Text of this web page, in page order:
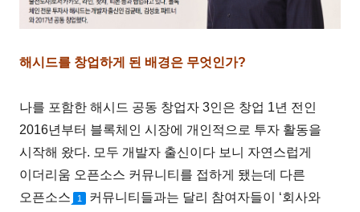
해시드를 창업하게 된 배경은 무엇인가?
나를 포함한 해시드 공동 창업자 3인은 창업 1년 전인
2016년부터 블록체인 시장에 개인적으로 투자 활동을
시작해 왔다. 모두 개발자 출신이다 보니 자연스럽게
이더리움 오픈소스 커뮤니티를 접하게 됐는데 다른
오픈소스
1
커뮤니티들과는 달리 참여자들이 ‘회사와